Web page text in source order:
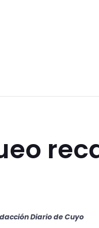
Diario de Cuyo